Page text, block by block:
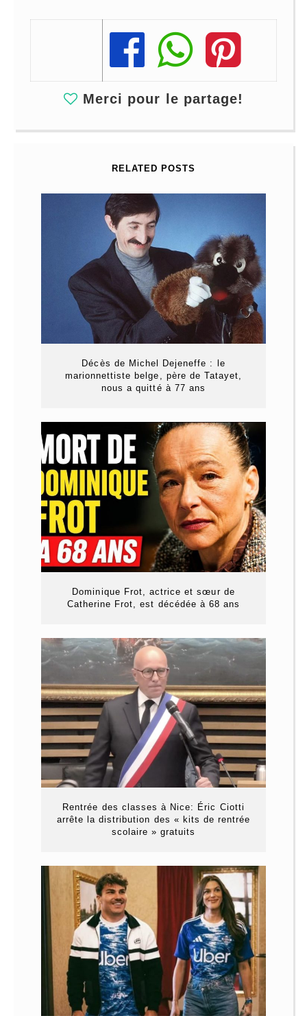
Share
Share
Share
Merci pour le partage!
RELATED POSTS
Décès de Michel Dejeneffe : le
marionnettiste belge, père de Tatayet,
nous a quitté à 77 ans
Dominique Frot, actrice et sœur de
Catherine Frot, est décédée à 68 ans
Rentrée des classes à Nice: Éric Ciotti
arrête la distribution des « kits de rentrée
scolaire » gratuits